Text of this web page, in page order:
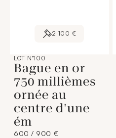
2 100 €
LOT N°100
Bague en or
750 millièmes
ornée au
centre d'une
ém
600 / 900 €